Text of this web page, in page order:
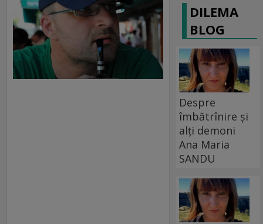
DILEMA
BLOG
Despre
îmbătrînire și
alți demoni
Ana Maria
SANDU